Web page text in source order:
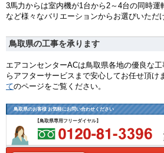
3馬力からは室内機が1台から2～4台の同時
など様々なバリエーションからお選びいただ
鳥取県の工事を承ります
エアコンセンターACは鳥取県各地の優良な
らアフターサービスまで安心してお任せ頂け
てのページをご覧ください。
鳥取県のお客様 お気軽にお問い合わせください
【鳥取県専用フリーダイヤル】